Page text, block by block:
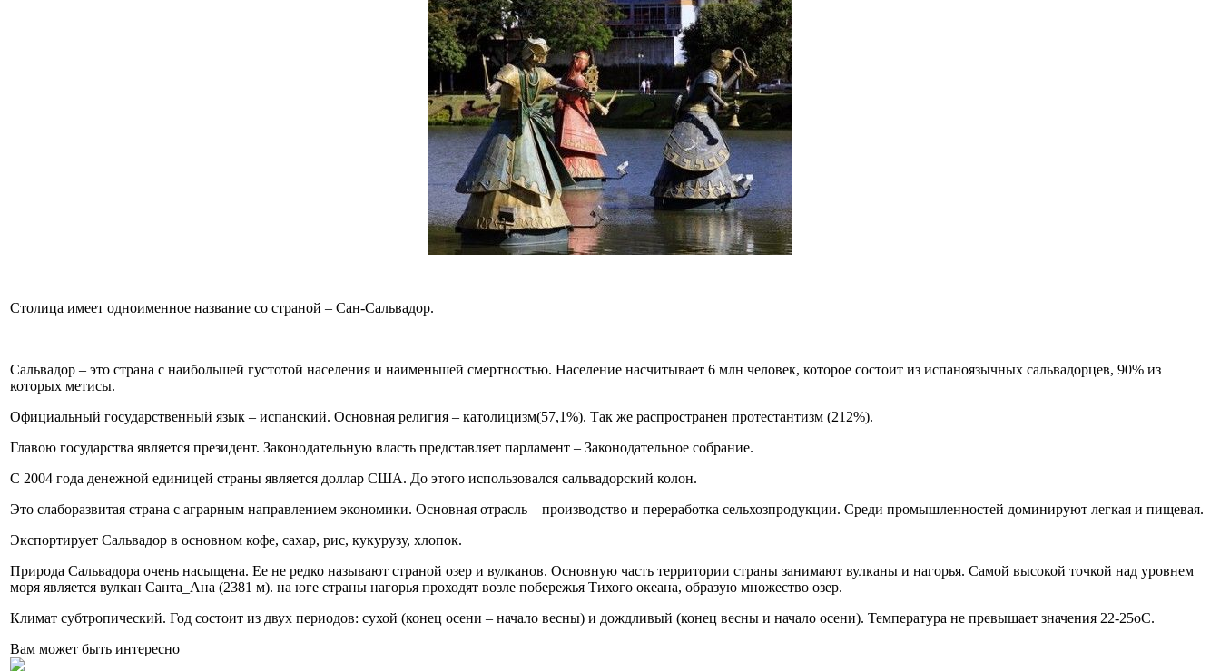
Столица имеет одноименное название со страной – Сан-Сальвадор.
Сальвадор – это страна с наибольшей густотой населения и наименьшей смертностью. Население насчитывает 6 млн человек, которое состоит из испаноязычных сальвадорцев, 90% из
которых метисы.
Официальный государственный язык – испанский. Основная религия – католицизм(57,1%). Так же распространен протестантизм (212%).
Главою государства является президент. Законодательную власть представляет парламент – Законодательное собрание.
С 2004 года денежной единицей страны является доллар США. До этого использовался сальвадорский колон.
Это слаборазвитая страна с аграрным направлением экономики. Основная отрасль – производство и переработка сельхозпродукции. Среди промышленностей доминируют легкая и пищевая.
Экспортирует Сальвадор в основном кофе, сахар, рис, кукурузу, хлопок.
Природа Сальвадора очень насыщена. Ее не редко называют страной озер и вулканов. Основную часть территории страны занимают вулканы и нагорья. Самой высокой точкой над уровнем
моря является вулкан Санта_Ана (2381 м). на юге страны нагорья проходят возле побережья Тихого океана, образую множество озер.
Климат субтропический. Год состоит из двух периодов: сухой (конец осени – начало весны) и дождливый (конец весны и начало осени). Температура не превышает значения 22-25оС.
Вам может быть интересно